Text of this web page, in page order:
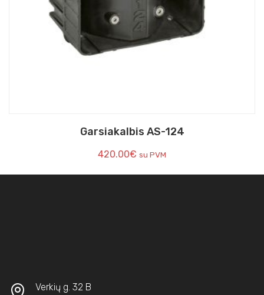
Garsiakalbis AS-124
420.00€ su PVM
Verkių g. 32 B